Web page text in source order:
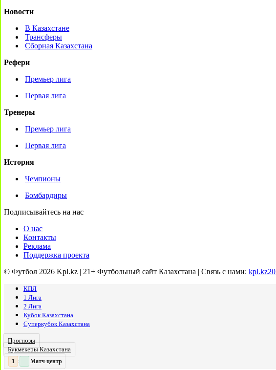
Новости
В Казахстане
Трансферы
Сборная Казахстана
Рефери
Премьер лига
Первая лига
Тренеры
Премьер лига
Первая лига
История
Чемпионы
Бомбардиры
Подписывайтесь на нас
О нас
Контакты
Реклама
Поддержка проекта
© Футбол 2026 Kpl.kz | 21+ Футбольный сайт Казахстана | Связь с нами:
КПЛ
1 Лига
2 Лига
Кубок Казахстана
Суперкубок Казахстана
Прогнозы
Букмекеры Казахстана
: Матч-центр